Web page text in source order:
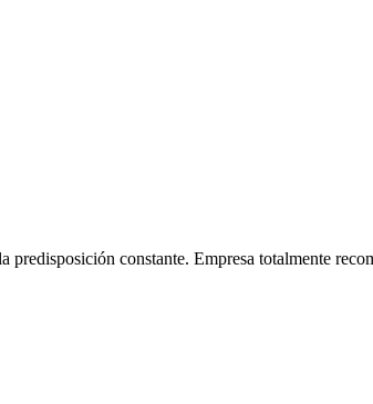
predisposición constante. Empresa totalmente